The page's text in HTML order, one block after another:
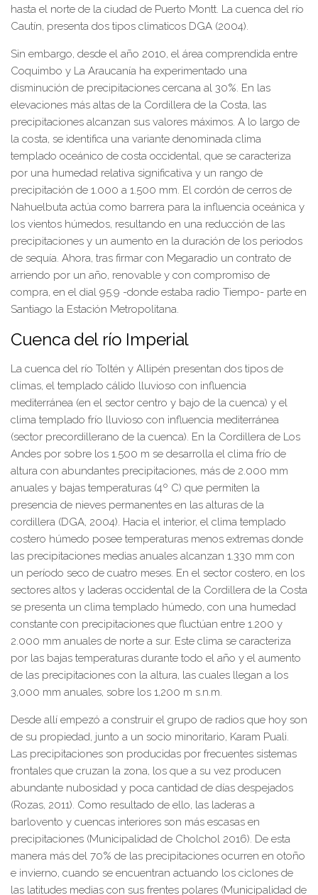
hasta el norte de la ciudad de Puerto Montt. La cuenca del río
Cautín, presenta dos tipos climaticos DGA (2004).
Sin embargo, desde el año 2010, el área comprendida entre
Coquimbo y La Araucanía ha experimentado una
disminución de precipitaciones cercana al 30%. En las
elevaciones más altas de la Cordillera de la Costa, las
precipitaciones alcanzan sus valores máximos. A lo largo de
la costa, se identifica una variante denominada clima
templado oceánico de costa occidental, que se caracteriza
por una humedad relativa significativa y un rango de
precipitación de 1.000 a 1.500 mm. El cordón de cerros de
Nahuelbuta actúa como barrera para la influencia oceánica y
los vientos húmedos, resultando en una reducción de las
precipitaciones y un aumento en la duración de los periodos
de sequía. Ahora, tras firmar con Megaradio un contrato de
arriendo por un año, renovable y con compromiso de
compra, en el dial 95.9 -donde estaba radio Tiempo- parte en
Santiago la Estación Metropolitana.
Cuenca del río Imperial
La cuenca del río Toltén y Allipén presentan dos tipos de
climas, el templado cálido lluvioso con influencia
mediterránea (en el sector centro y bajo de la cuenca) y el
clima templado frío lluvioso con influencia mediterránea
(sector precordillerano de la cuenca). En la Cordillera de Los
Andes por sobre los 1.500 m se desarrolla el clima frío de
altura con abundantes precipitaciones, más de 2.000 mm
anuales y bajas temperaturas (4º C) que permiten la
presencia de nieves permanentes en las alturas de la
cordillera (DGA, 2004). Hacia el interior, el clima templado
costero húmedo posee temperaturas menos extremas donde
las precipitaciones medias anuales alcanzan 1.330 mm con
un período seco de cuatro meses. En el sector costero, en los
sectores altos y laderas occidental de la Cordillera de la Costa
se presenta un clima templado húmedo, con una humedad
constante con precipitaciones que fluctúan entre 1.200 y
2.000 mm anuales de norte a sur. Este clima se caracteriza
por las bajas temperaturas durante todo el año y el aumento
de las precipitaciones con la altura, las cuales llegan a los
3,000 mm anuales, sobre los 1,200 m s.n.m.
Desde allí empezó a construir el grupo de radios que hoy son
de su propiedad, junto a un socio minoritario, Karam Puali.
Las precipitaciones son producidas por frecuentes sistemas
frontales que cruzan la zona, los que a su vez producen
abundante nubosidad y poca cantidad de días despejados
(Rozas, 2011). Como resultado de ello, las laderas a
barlovento y cuencas interiores son más escasas en
precipitaciones (Municipalidad de Cholchol 2016). De esta
manera más del 70% de las precipitaciones ocurren en otoño
e invierno, cuando se encuentran actuando los ciclones de
las latitudes medias con sus frentes polares (Municipalidad de